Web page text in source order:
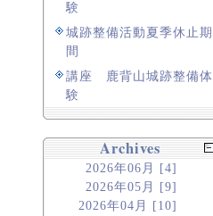
験
城跡整備活動夏季休止期
間
講座 鹿背山城跡整備体
験
Archives
2026年06月 [4]
2026年05月 [9]
2026年04月 [10]